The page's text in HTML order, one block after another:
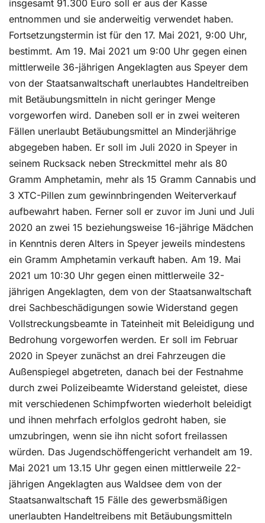
insgesamt 91.300 Euro soll er aus der Kasse
entnommen und sie anderweitig verwendet haben.
Fortsetzungstermin ist für den 17. Mai 2021, 9:00 Uhr,
bestimmt. Am 19. Mai 2021 um 9:00 Uhr gegen einen
mittlerweile 36-jährigen Angeklagten aus Speyer dem
von der Staatsanwaltschaft unerlaubtes Handeltreiben
mit Betäubungsmitteln in nicht geringer Menge
vorgeworfen wird. Daneben soll er in zwei weiteren
Fällen unerlaubt Betäubungsmittel an Minderjährige
abgegeben haben. Er soll im Juli 2020 in Speyer in
seinem Rucksack neben Streckmittel mehr als 80
Gramm Amphetamin, mehr als 15 Gramm Cannabis und
3 XTC-Pillen zum gewinnbringenden Weiterverkauf
aufbewahrt haben. Ferner soll er zuvor im Juni und Juli
2020 an zwei 15 beziehungsweise 16-jährige Mädchen
in Kenntnis deren Alters in Speyer jeweils mindestens
ein Gramm Amphetamin verkauft haben. Am 19. Mai
2021 um 10:30 Uhr gegen einen mittlerweile 32-
jährigen Angeklagten, dem von der Staatsanwaltschaft
drei Sachbeschädigungen sowie Widerstand gegen
Vollstreckungsbeamte in Tateinheit mit Beleidigung und
Bedrohung vorgeworfen werden. Er soll im Februar
2020 in Speyer zunächst an drei Fahrzeugen die
Außenspiegel abgetreten, danach bei der Festnahme
durch zwei Polizeibeamte Widerstand geleistet, diese
mit verschiedenen Schimpfworten wiederholt beleidigt
und ihnen mehrfach erfolglos gedroht haben, sie
umzubringen, wenn sie ihn nicht sofort freilassen
würden. Das Jugendschöffengericht verhandelt am 19.
Mai 2021 um 13.15 Uhr gegen einen mittlerweile 22-
jährigen Angeklagten aus Waldsee dem von der
Staatsanwaltschaft 15 Fälle des gewerbsmäßigen
unerlaubten Handeltreibens mit Betäubungsmitteln